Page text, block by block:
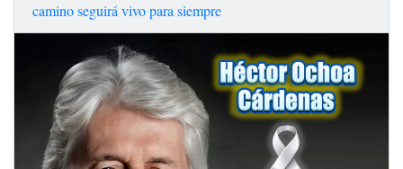
camino seguirá vivo para siempre